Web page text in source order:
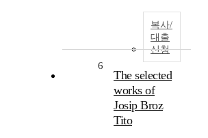
복사/
대출
신청
6
The selected
works of
Josip Broz
Tito